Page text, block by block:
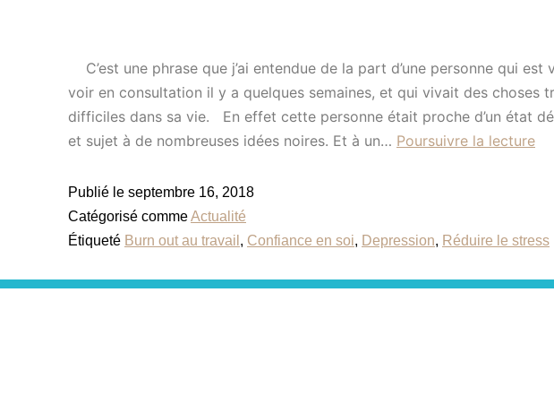
C’est une phrase que j’ai entendue de la part d’une personne qui est
voir en consultation il y a quelques semaines, et qui vivait des choses
difficiles dans sa vie. En effet cette personne était proche d’un état
et sujet à de nombreuses idées noires. Et à un… Poursuivre la lecture
Publié le septembre 16, 2018
Catégorisé commeActualité
Étiqueté Burn out au travail , Confiance en soi, Depression, Réduire le stress